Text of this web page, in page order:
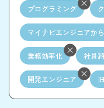
プログラミング
マイナビエンジニアか
業務効率化 社員
開発エンジニア